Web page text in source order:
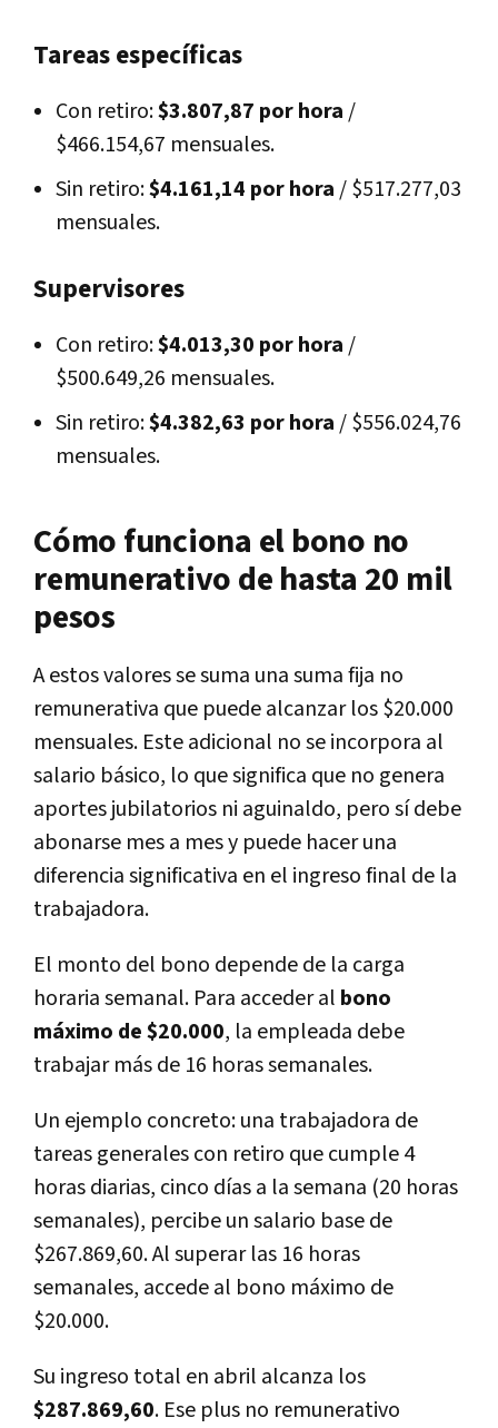
Tareas específicas
Con retiro:$3.807,87 por hora/
$466.154,67 mensuales.
Sin retiro:$4.161,14 por hora/ $517.277,03
mensuales.
Supervisores
Con retiro:$4.013,30 por hora/
$500.649,26 mensuales.
Sin retiro:$4.382,63 por hora/ $556.024,76
mensuales.
Cómo funciona el bono no
remunerativo de hasta 20 mil
pesos
A estos valores se suma una suma fija no
remunerativa que puede alcanzar los $20.000
mensuales. Este adicional no se incorpora al
salario básico, lo que significa que no genera
aportes jubilatorios ni aguinaldo, pero sí debe
abonarse mes a mes y puede hacer una
diferencia significativa en el ingreso final de la
trabajadora.
El monto del bono depende de la carga
horaria semanal. Para acceder al bono
máximo de $20.000, la empleada debe
trabajar más de 16 horas semanales.
Un ejemplo concreto: una trabajadora de
tareas generales con retiro que cumple 4
horas diarias, cinco días a la semana (20 horas
semanales), percibe un salario base de
$267.869,60. Al superar las 16 horas
semanales, accede al bono máximo de
$20.000.
Su ingreso total en abril alcanza los
$287.869,60. Ese plus no remunerativo